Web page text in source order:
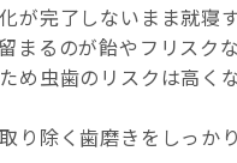
完了しないまま就寝
るのが飴やフリスク
虫歯のリスクは高くな
り除く歯磨きをしっか